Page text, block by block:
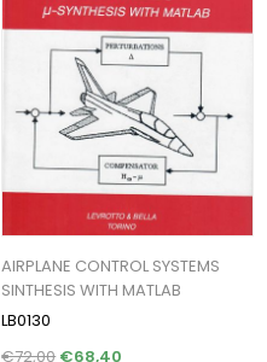
AIRPLANE CONTROL SYSTEMS
SINTHESIS WITH MATLAB
LB0130
€72,00€68,40